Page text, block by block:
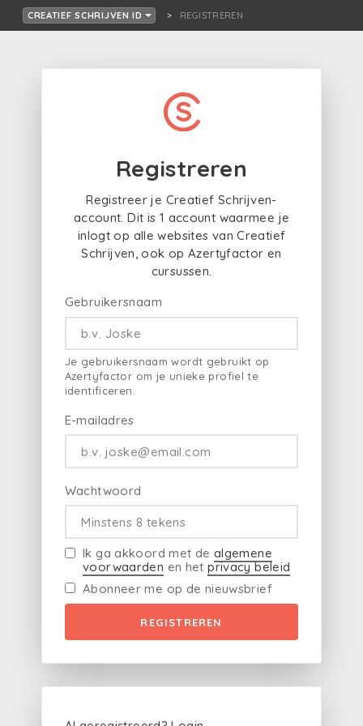
CREATIEF SCHRIJVEN ID REGISTREREN
Registreren
Registreer je Creatief Schrijven-
account. Dit is 1 account waarmee je
inlogt op alle websites van Creatief
Schrijven, ook op Azertyfactor en
cursussen.
Gebruikersnaam
Je gebruikersnaam wordt gebruikt op
Azertyfactor om je unieke profiel te
identificeren.
E-mailadres
Wachtwoord
Ik ga akkoord met de algemene
voorwaarden en hetprivacy beleid
Abonneer me op de nieuwsbrief
REGISTREREN